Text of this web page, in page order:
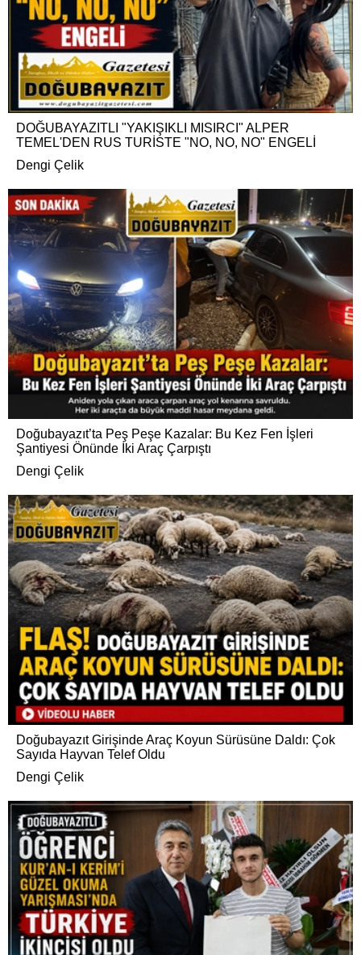
DOĞUBAYAZITLI "YAKIŞIKLI MISIRCI" ALPER
TEMEL'DEN RUS TURİSTE "NO, NO, NO" ENGELİ
Dengi Çelik
Doğubayazıt’ta Peş Peşe Kazalar: Bu Kez Fen İşleri
Şantiyesi Önünde İki Araç Çarpıştı
Dengi Çelik
Doğubayazıt Girişinde Araç Koyun Sürüsüne Daldı: Çok
Sayıda Hayvan Telef Oldu
Dengi Çelik